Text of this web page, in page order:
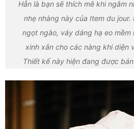
Hẳn là bạn sẽ thích mê khi ngắm
nhẹ nhàng này của Item du jour.
ngọt ngào, váy dáng hạ eo mềm
xinh xắn cho các nàng khi diện
Thiết kế này hiện đang được